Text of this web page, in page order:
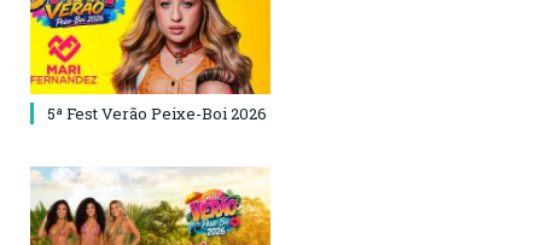
5ª Fest Verão Peixe-Boi 2026